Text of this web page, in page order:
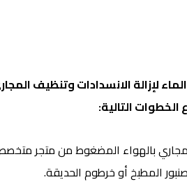
لإزالة الانسدادات وتنظيف
التالية:
بالهواء المضغوط من متجر
المطبخ أو خرطوم الحديقة.